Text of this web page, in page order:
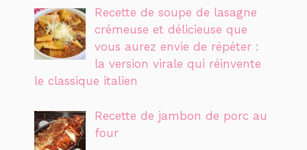
Recette de soupe de lasagne
crémeuse et délicieuse que
vous aurez envie de répéter :
la version virale qui réinvente
le classique italien
Recette de jambon de porc au
four